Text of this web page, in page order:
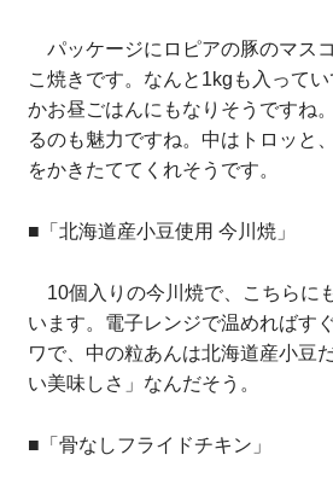
パッケージにロピアの豚のマス
こ焼きです。なんと1kgも入って
かお昼ごはんにもなりそうですね
るのも魅力ですね。中はトロッと
をかきたててくれそうです。
■「北海道産小豆使用 今川焼」
10個入りの今川焼で、こちらに
います。電子レンジで温めればす
ワで、中の粒あんは北海道産小豆
い美味しさ」なんだそう。
■「骨なしフライドチキン」